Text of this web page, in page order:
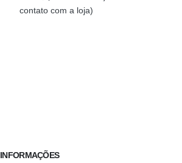
contato com a loja)
INFORMAÇÕES